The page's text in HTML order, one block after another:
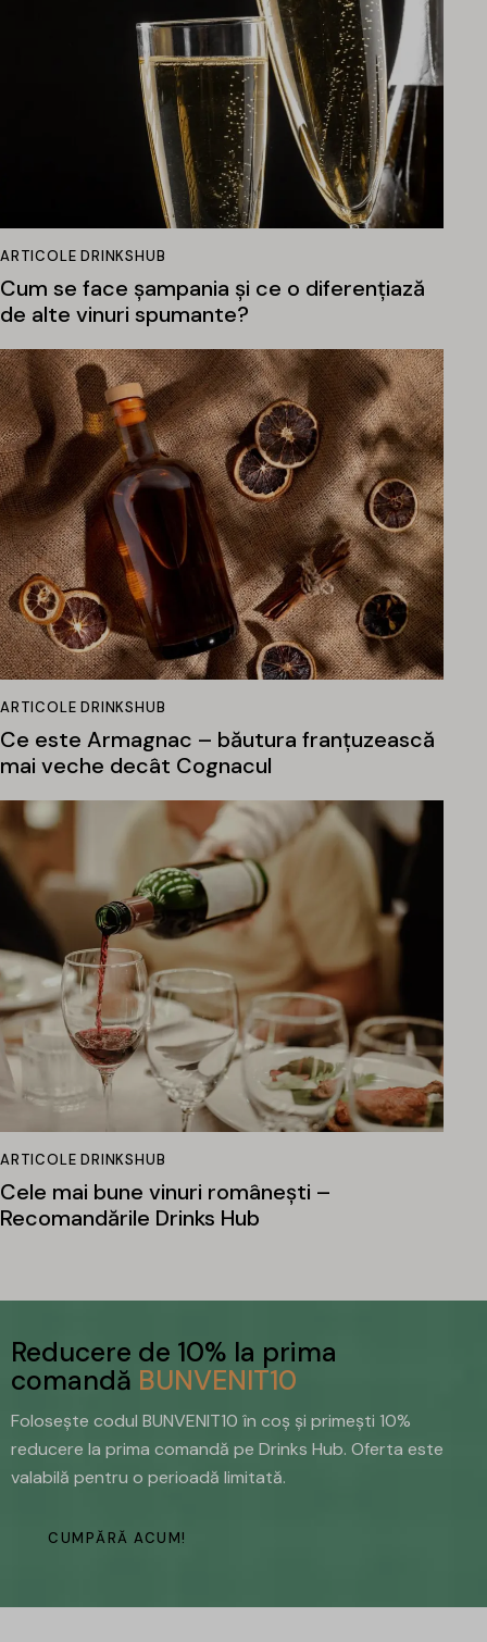
ARTICOLE DRINKSHUB
Cum se face șampania și ce o diferențiază
de alte vinuri spumante?
ARTICOLE DRINKSHUB
Ce este Armagnac – băutura franțuzească
mai veche decât Cognacul
ARTICOLE DRINKSHUB
Cele mai bune vinuri românești –
Recomandările Drinks Hub
Reducere de 10% la prima
comandă BUNVENIT10
Folosește codul BUNVENIT10 în coș și primești 10%
reducere la prima comandă pe Drinks Hub. Oferta este
valabilă pentru o perioadă limitată.
CUMPĂRĂ ACUM!